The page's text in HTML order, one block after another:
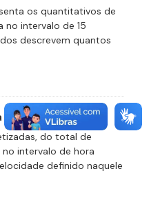
os quantitativos de
no intervalo de 15
descrevem quantos
do total de
no intervalo de hora
definido naquele